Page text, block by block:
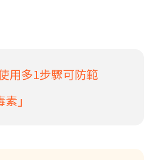
用多1步驟可防範
」